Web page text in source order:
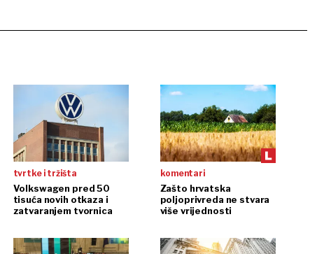
tvrtke i tržišta
Volkswagen pred 50
tisuća novih otkaza i
zatvaranjem tvornica
komentari
Zašto hrvatska
poljoprivreda ne stvara
više vrijednosti